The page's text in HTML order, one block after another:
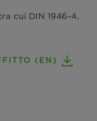
cui DIN 1946-4,
(EN)